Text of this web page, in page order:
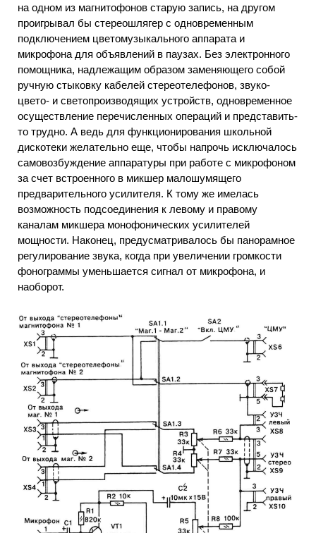
на одном из магнитофонов старую запись, на другом
проигрывал бы стереошлягер с одновременным
подключением цветомузыкального аппарата и
микрофона для объявлений в паузах. Без электронного
помощника, надлежащим образом заменяющего собой
ручную стыковку кабелей стереотелефонов, звуко-
цвето- и светопроизводящих устройств, одновременное
осуществление перечисленных операций и представить-
то трудно. А ведь для функционирования школьной
дискотеки желательно еще, чтобы напрочь исключалось
самовозбуждение аппаратуры при работе с микрофоном
за счет встроенного в микшер малошумящего
предварительного усилителя. К тому же имелась
возможность подсоединения к левому и правому
каналам микшера монофонических усилителей
мощности. Наконец, предусматривалось бы панорамное
регулирование звука, когда при увеличении громкости
фонограммы уменьшается сигнал от микрофона, и
наоборот.